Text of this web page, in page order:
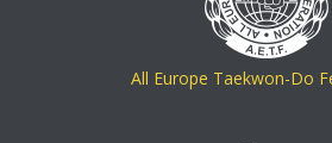
All Europe Taekwon-Do